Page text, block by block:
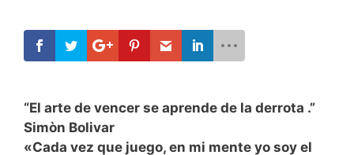
“El arte de vencer se aprende de la derrota .”
Simòn Bolivar
«Cada vez que juego, en mi mente yo soy el